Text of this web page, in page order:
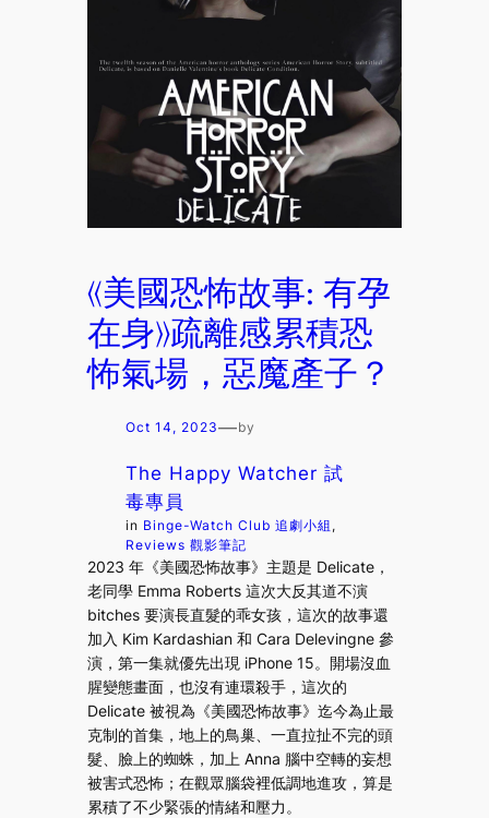
《美國恐怖故事: 有孕
在身》疏離感累積恐
怖氣場，惡魔產子？
Oct 14, 2023—by
The Happy Watcher 試
毒專員
in Binge-Watch Club 追劇小組
Reviews 觀影筆記
2023 年《美國恐怖故事》主題是 Delicate，
老同學 Emma Roberts 這次大反其道不演
bitches 要演長直髮的乖女孩，這次的故事還
加入 Kim Kardashian 和 Cara Delevingne 參
演，第一集就優先出現 iPhone 15。開場沒血
腥變態畫面，也沒有連環殺手，這次的
Delicate 被視為《美國恐怖故事》迄今為止最
克制的首集，地上的鳥巢、一直拉扯不完的頭
髮、臉上的蜘蛛，加上 Anna 腦中空轉的妄想
被害式恐怖；在觀眾腦袋裡低調地進攻，算是
累積了不少緊張的情緒和壓力。